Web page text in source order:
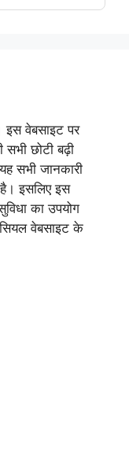
इस वेबसाइट पर
सभी छोटी बढ़ी
सभी जानकारी
इसलिए इस
का उपयोग
वेबसाइट के